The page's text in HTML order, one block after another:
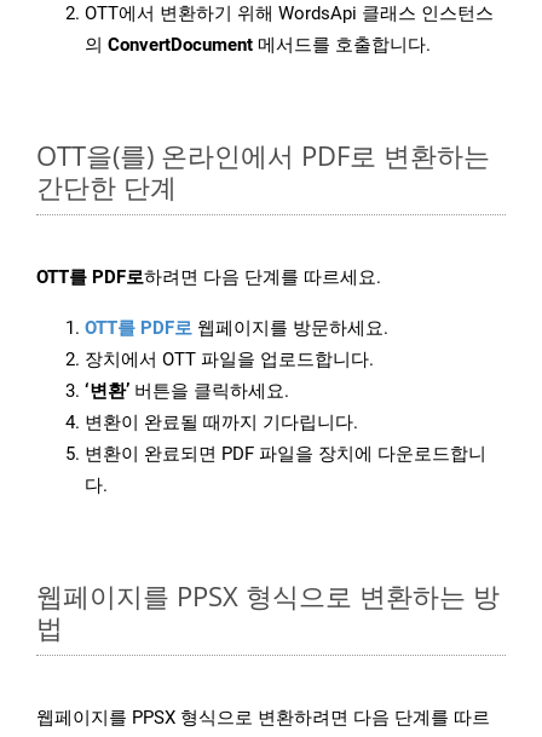
OTT에서 변환하기 위해 WordsApi 클래스 인스턴스
의 ConvertDocument 메서드를 호출합니다.
OTT을(를) 온라인에서 PDF로 변환하는
간단한 단계
OTT를 PDF로하려면 다음 단계를 따르세요.
OTT를 PDF로 웹페이지를 방문하세요.
장치에서 OTT 파일을 업로드합니다.
‘변환’ 버튼을 클릭하세요.
변환이 완료될 때까지 기다립니다.
변환이 완료되면 PDF 파일을 장치에 다운로드합니
다.
웹페이지를 PPSX 형식으로 변환하는 방
법
웹페이지를 PPSX 형식으로 변환하려면 다음 단계를 따르